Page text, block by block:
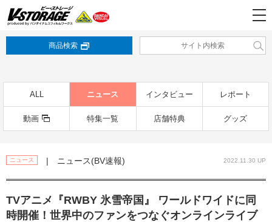
商品検索
ALL ニュース インタビュー レポート
動画 特集一覧 店舗特典 グッズ
ニュース | ニュース(BV速報) 2022.11.30 UP
TVアニメ『RWBY 氷雪帝国』 ワールドワイドに同
時開催！世界中のファンをつなぐオンラインライブ